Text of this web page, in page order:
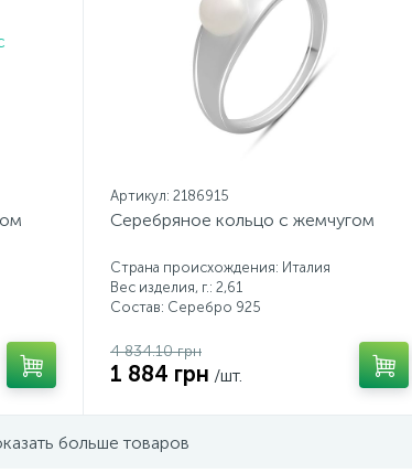
Артикул: 2186915
Серебряное кольцо с жемчугом
Страна происхождения: Италия
Вес изделия, г.: 2,61
Состав: Серебро 925
4 834.10 грн
1 884 грн /шт.
больше товаров